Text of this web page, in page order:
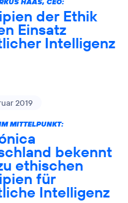
der Ethik
Einsatz
Intelligenz
2019
MITTELPUNKT:
bekennt
ethischen
für
Intelligenz